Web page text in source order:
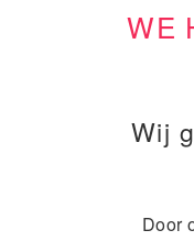
WE
Wij
Door